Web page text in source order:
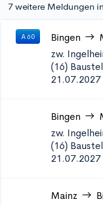
7 weitere Meldungen
A 60 Bingen
zw.
(16)
Bingen
zw.
(16)
Mainz